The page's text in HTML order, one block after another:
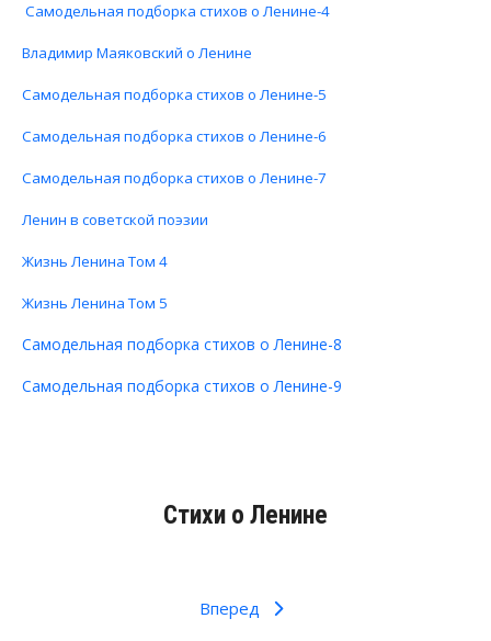
Самодельная подборка стихов о Ленине-4
Владимир Маяковский о Ленине
Самодельная подборка стихов о Ленине-5
Самодельная подборка стихов о Ленине-6
Самодельная подборка стихов о Ленине-7
Ленин в советской поэзии
Жизнь Ленина Том 4
Жизнь Ленина Том 5
Самодельная подборка стихов о Ленине-8
Самодельная подборка стихов о Ленине-9
Стихи о Ленине
Вперед